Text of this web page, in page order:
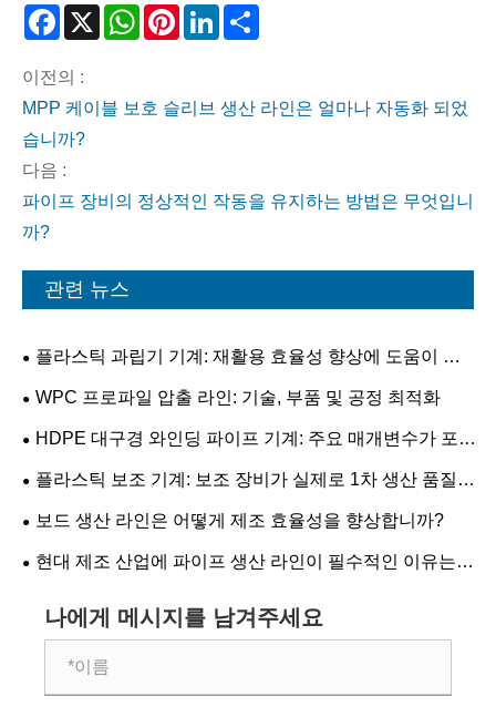
Facebook
X WhatsAppPinterestLinkedIn
이전의 :
MPP 케이블 보호 슬리브 생산 라인은 얼마나 자동화 되었
습니까?
다음 :
파이프 장비의 정상적인 작동을 유지하는 방법은 무엇입니
까?
관련 뉴스
플라스틱 과립기 기계: 재활용 효율성 향상에 도움이 되
는 방법
WPC 프로파일 압출 라인: 기술, 부품 및 공정 최적화
HDPE 대구경 와인딩 파이프 기계: 주요 매개변수가 포
함된 실용 가이드
플라스틱 보조 기계: 보조 장비가 실제로 1차 생산 품질
을 결정할 수 있습니까?
보드 생산 라인은 어떻게 제조 효율성을 향상합니까?
현대 제조 산업에 파이프 생산 라인이 필수적인 이유는
나에게 메시지를 남겨주세요